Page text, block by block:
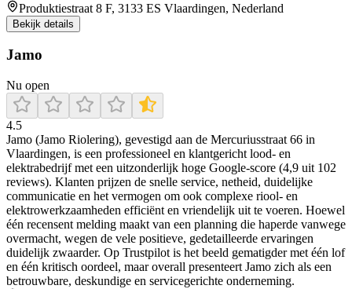
Produktiestraat 8 F, 3133 ES Vlaardingen, Nederland
Bekijk details
Jamo
Nu open
4.5
Jamo (Jamo Riolering), gevestigd aan de Mercuriusstraat 66 in
Vlaardingen, is een professioneel en klantgericht lood- en
elektrabedrijf met een uitzonderlijk hoge Google-score (4,9 uit 102
reviews). Klanten prijzen de snelle service, netheid, duidelijke
communicatie en het vermogen om ook complexe riool- en
elektrowerkzaamheden efficiënt en vriendelijk uit te voeren. Hoewel
één recensent melding maakt van een planning die haperde vanwege
overmacht, wegen de vele positieve, gedetailleerde ervaringen
duidelijk zwaarder. Op Trustpilot is het beeld gematigder met één lof
en één kritisch oordeel, maar overall presenteert Jamo zich als een
betrouwbare, deskundige en servicegerichte onderneming.